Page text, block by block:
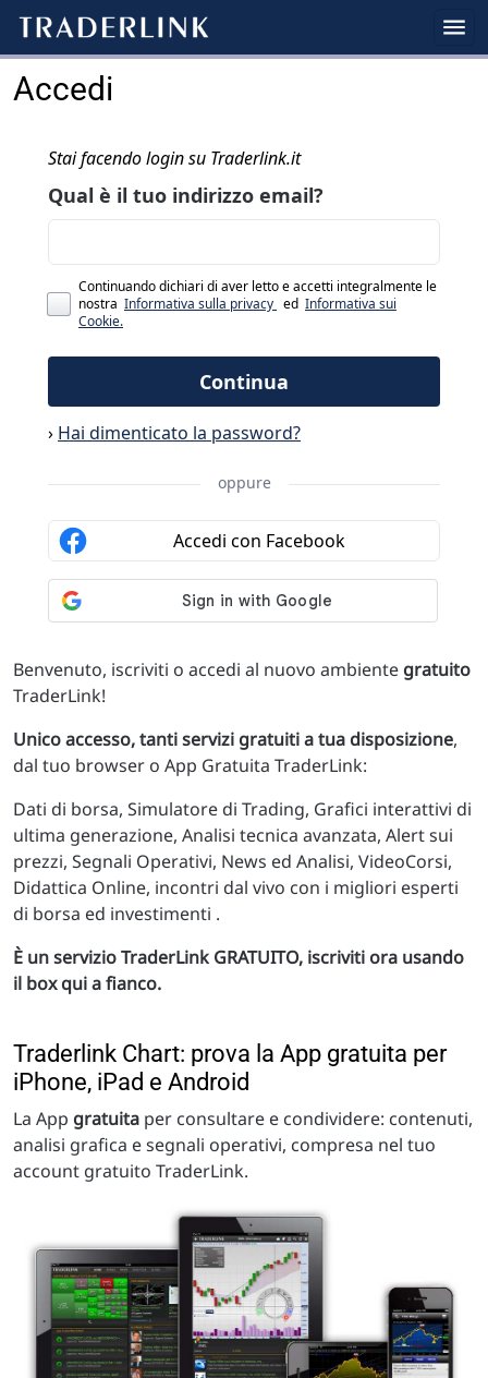
Accedi
Benvenuto, iscriviti o accedi al nuovo ambiente gratuito
TraderLink!
Unico accesso, tanti servizi gratuiti a tua disposizione,
dal tuo browser o App Gratuita TraderLink:
Dati di borsa, Simulatore di Trading, Grafici interattivi di
ultima generazione, Analisi tecnica avanzata, Alert sui
prezzi, Segnali Operativi, News ed Analisi, VideoCorsi,
Didattica Online, incontri dal vivo con i migliori esperti
di borsa ed investimenti .
È un servizio TraderLink GRATUITO, iscriviti ora usando
il box qui a fianco.
Traderlink Chart: prova la App gratuita per
iPhone, iPad e Android
La App gratuita per consultare e condividere: contenuti,
analisi grafica e segnali operativi, compresa nel tuo
account gratuito TraderLink.